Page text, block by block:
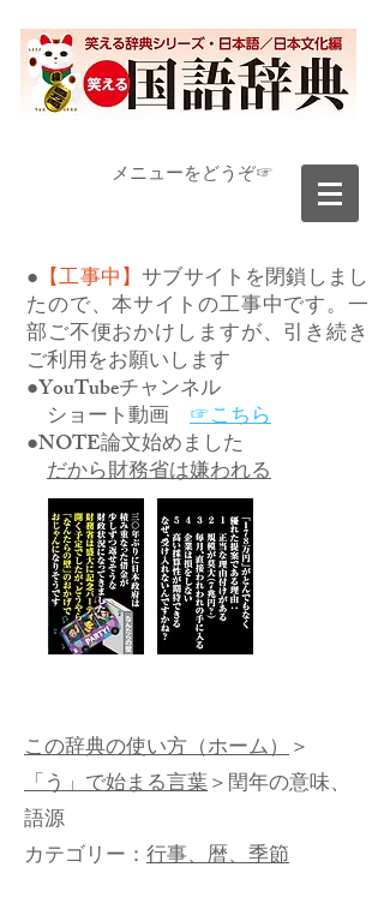
​メニューをどうぞ☞
● 【工事中】サブサイトを閉鎖しまし
たので、本サイトの工事中です。一
部ご不便おかけしますが、引き続き
ご利用をお願いします
●YouTubeチャンネル
ショート動画 ☞こちら
●NOTE論文始めました
だから財務省は嫌われる
この辞典の使い方（ホーム）＞
「う」で始まる言葉＞閏年の意味、
語源
カテゴリー： 行事、暦、季節